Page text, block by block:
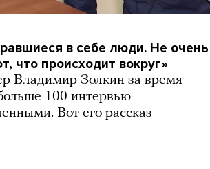
в себе люди. Не очень
что происходит вокруг»
Владимир Золкин за время
100 интервью
Вот его рассказ